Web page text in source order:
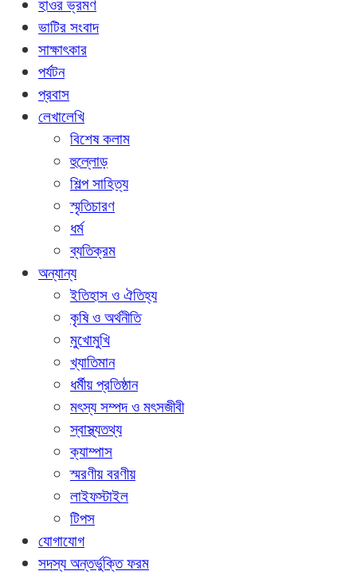
হাওর ভ্রমণ
ভাটির সংবাদ
সাক্ষাৎকার
পর্যটন
প্রবাস
লেখালেখি
বিশেষ কলাম
হুল্লোড়
শিল্প সাহিত্য
স্মৃতিচারণ
ধর্ম
ব্যতিক্রম
অন্যান্য
ইতিহাস ও ঐতিহ্য
কৃষি ও অর্থনীতি
মুখোমুখি
খ্যাতিমান
ধর্মীয় প্রতিষ্ঠান
মৎস্য সম্পদ ও মৎসজীবী
স্বাস্থ্যতথ্য
ক্যাম্পাস
স্মরণীয় বরণীয়
লাইফস্টাইল
টিপস
যোগাযোগ
সদস্য অন্তর্ভুক্তি ফরম